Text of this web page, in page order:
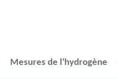
Mesures de l'hydrogène